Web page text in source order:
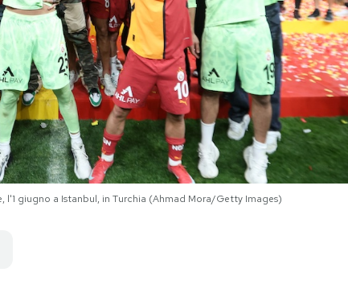
giugno a Istanbul, in Turchia (Ahmad Mora/Getty Images)